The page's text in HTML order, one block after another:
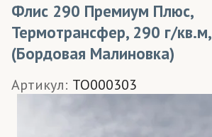
Флис 290 Премиум Плюс,
Термотрансфер, 290 г/
(Бордовая Малиновка)
Артикул: TO000303